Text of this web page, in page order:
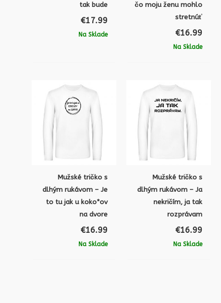
tak bude
€17.99
Na Sklade
čo moju ženu mohlo
stretnúť
€16.99
Na Sklade
Mužské tričko s
dlhým rukávom – Je
to tu jak u koko*ov
na dvore
€16.99
Na Sklade
Mužské tričko s
dlhým rukávom – Ja
nekričím, ja tak
rozprávam
€16.99
Na Sklade